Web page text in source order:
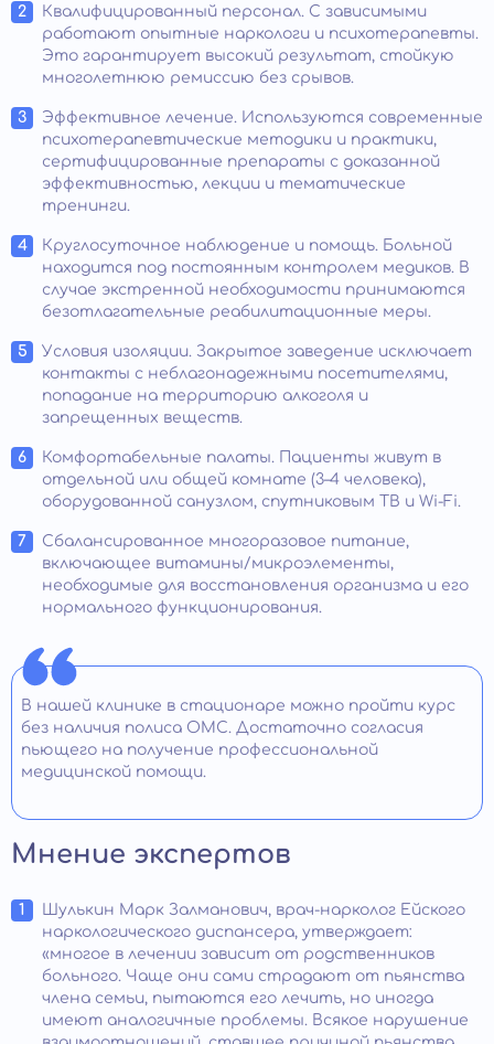
Квалифицированный персонал. С зависимыми
работают опытные наркологи и психотерапевты.
Это гарантирует высокий результат, стойкую
многолетнюю ремиссию без срывов.
Эффективное лечение. Используются современные
психотерапевтические методики и практики,
сертифицированные препараты с доказанной
эффективностью, лекции и тематические
тренинги.
Круглосуточное наблюдение и помощь. Больной
находится под постоянным контролем медиков. В
случае экстренной необходимости принимаются
безотлагательные реабилитационные меры.
Условия изоляции. Закрытое заведение исключает
контакты с неблагонадежными посетителями,
попадание на территорию алкоголя и
запрещенных веществ.
Комфортабельные палаты. Пациенты живут в
отдельной или общей комнате (3–4 человека),
оборудованной санузлом, спутниковым ТВ и Wi-Fi.
Сбалансированное многоразовое питание,
включающее витамины/микроэлементы,
необходимые для восстановления организма и его
нормального функционирования.
В нашей клинике в стационаре можно пройти курс
без наличия полиса ОМС. Достаточно согласия
пьющего на получение профессиональной
медицинской помощи.
Мнение экспертов
Шулькин Марк Залманович, врач-нарколог Ейского
наркологического диспансера, утверждает:
«многое в лечении зависит от родственников
больного. Чаще они сами страдают от пьянства
члена семьи, пытаются его лечить, но иногда
имеют аналогичные проблемы. Всякое нарушение